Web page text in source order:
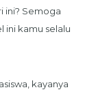
ini? Semoga
ini kamu selalu
kayanya